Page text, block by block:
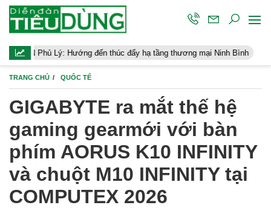
Lý: Hướng đến thúc đẩy hạ tầng thương mại Ninh Bình Điều
TRANG CHỦ QUỐC TẾ
GIGABYTE ra mắt thế hệ
gaming gearmới với bàn
phím AORUS K10 INFINITY
và chuột M10 INFINITY tại
COMPUTEX 2026